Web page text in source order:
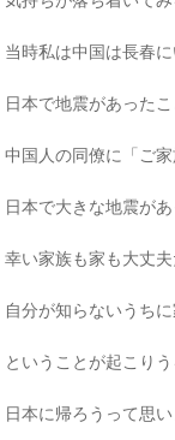
当時私は中国は長春に
日本で地震があった
中国人の同僚に「ご
日本で大きな地震が
幸い家族も家も大丈夫
自分が知らないうち
ということが起こり
日本に帰ろうって思い